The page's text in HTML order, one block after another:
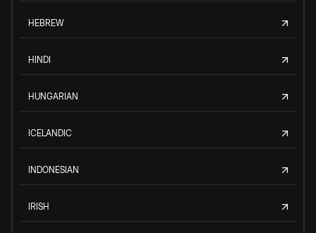
HEBREW
HINDI
HUNGARIAN
ICELANDIC
INDONESIAN
IRISH